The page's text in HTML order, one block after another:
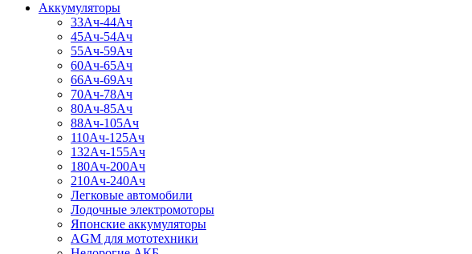
Аккумуляторы
33Ач-44Ач
45Ач-54Ач
55Ач-59Ач
60Ач-65Ач
66Ач-69Ач
70Ач-78Ач
80Ач-85Ач
88Ач-105Ач
110Ач-125Ач
132Ач-155Ач
180Ач-200Ач
210Ач-240Ач
Легковые автомобили
Лодочные электромоторы
Японские аккумуляторы
AGM для мототехники